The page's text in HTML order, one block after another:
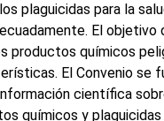
plaguicidas para la
El
productos químicos
El Convenio se
científica
químicos y